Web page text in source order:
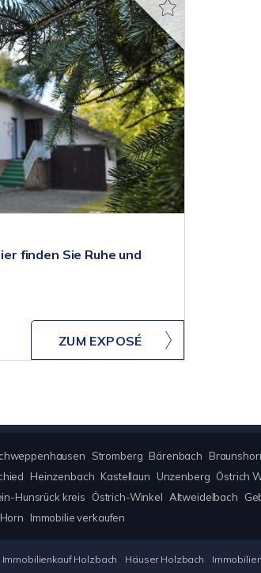
finden Sie Ruhe und
ZUM EXPOSÉ
Stromberg Bärenbach
Heinzenbach Kastellaun Unzenberg Östrich
Hunsrück kreis Östrich-Winkel Altweidelbach
Horn Immobilie verkaufen
Immobilienkauf Holzbach Häuser Holzbach